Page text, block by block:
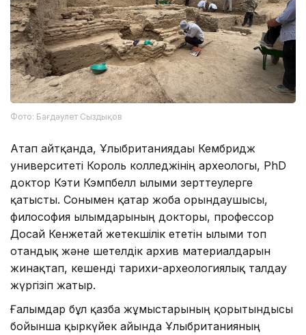
Фото: Бағдәулет Сыздықов
Атап айтқанда, Ұлыбританиядағы Кембридж
университеті Король колледжінің археологы, PhD
доктор Кэти Кэмпбелл ғылыми зерттеулерге
қатысты. Сонымен қатар жоба орындаушысы,
философия ғылымдарының докторы, профессор
Досай Кенжетай жетекшілік ететін ғылыми топ
отандық және шетелдік архив материалдарын
жинақтап, кешенді тарихи-археологиялық талдау
жүргізіп жатыр.
Ғалымдар бұл қазба жұмыстарының қорытындысы
бойынша қыркүйек айында Ұлыбританияның